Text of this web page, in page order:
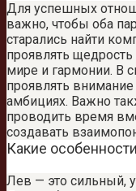
Для успешных
важно, чтобы оба
старались найти
проявлять
мире и гармонии. В
проявлять
амбициях. Важно
проводить время
создавать
Какие
Лев — это сильный,